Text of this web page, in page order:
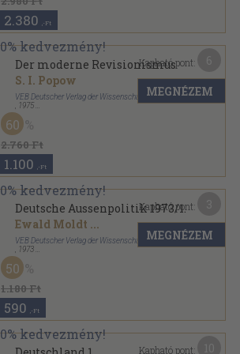
2.380 ,-Ft
Der moderne Revisionismus
S. I. Popow
VEB Deutscher Verlag der Wissenschaften
1975
Ragasztott papírkötés
Weltanschauung heute sorozat
2.760 Ft
60
1.100 ,-Ft
Kapható pont:
MEGNÉZEM
Deutsche Aussenpolitik 1973/1.
Ewald Moldt ...
VEB Deutscher Verlag der Wissenschaften
1973
Ragasztott papírkötés
Deutsche Aussenpolitik sorozat
1.180 Ft
50
590 ,-Ft
Kapható pont:
MEGNÉZEM
Kapható pont: